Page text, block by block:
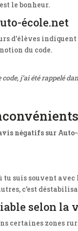
le bonheur.
école.net
d’élèves indiquent
du code.
j’ai été rappelé
négatifs sur
suis souvent
c’est
selon la
certaines zones